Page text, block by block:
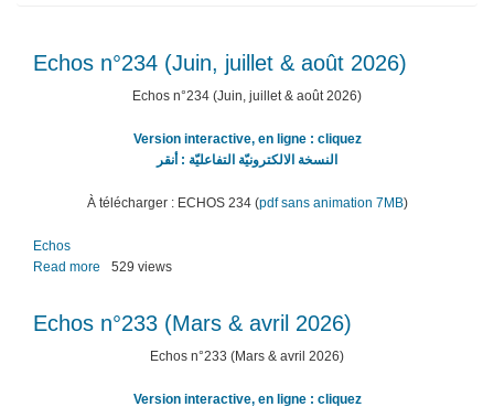
Echos n°234 (Juin, juillet & août 2026)
Echos n°234 (Juin, juillet & août 2026)
Version interactive, en ligne : cliquez
النسخة الالكترونيّة التفاعليّة : أنقر
À télécharger : ECHOS 234 (pdf sans animation 7MB)
Echos
Read more about
(Juin,
529 views
Echos n°233 (Mars & avril 2026)
Echos n°233 (Mars & avril 2026)
Version interactive, en ligne : cliquez